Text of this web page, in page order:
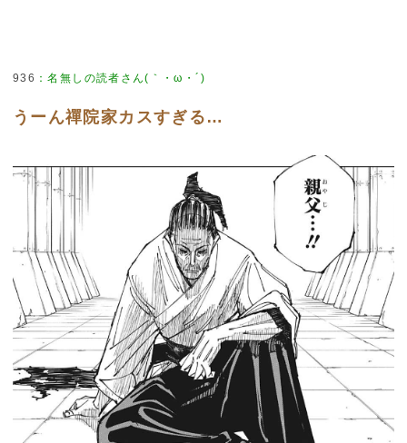
936 ：名無しの読者さん(｀・ω・´)
うーん禪院家カスすぎる…